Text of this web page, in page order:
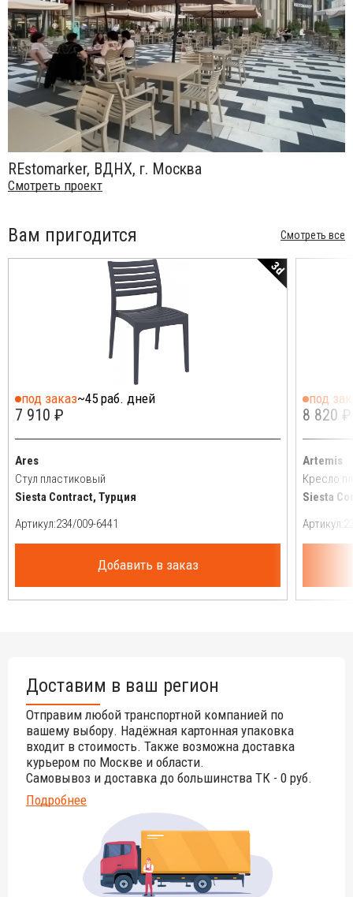
REstomarker, ВДНХ, г. Москва
Смотреть проект
Вам пригодится Смотреть все
3d
под заказ~45 раб. дней
7 910 ₽
Ares
Стул пластиковый
Siesta Contract, Турция
Артикул:
Добавить в заказ
под
8 820 ₽
Artemis
Кресло
Siesta
Артикул:
Доставим в ваш регион
Отправим любой транспортной компанией по
вашему выбору. Надёжная картонная упаковка
входит в стоимость. Также возможна доставка
курьером по Москве и области.
Самовывоз и доставка до большинства ТК - 0 руб.
Подробнее